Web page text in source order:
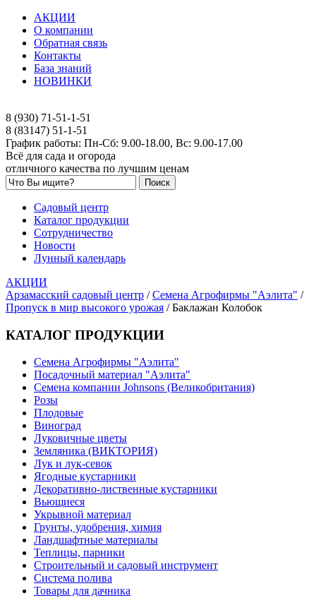
АКЦИИ
О компании
Обратная связь
Контакты
База знаний
НОВИНКИ
8 (930) 71-51-1-51
8 (83147) 51-1-51
График работы: Пн-Сб: 9.00-18.00, Вс: 9.00-17.00
Всё для сада и огорода
отличного качества по лучшим ценам
Садовый центр
Каталог продукции
Сотрудничество
Новости
Лунный календарь
АКЦИИ
Арзамасский садовый центр /Семена Агрофирмы "Аэлита" /
Пропуск в мир высокого урожая /Баклажан Колобок
КАТАЛОГ ПРОДУКЦИИ
Семена Агрофирмы "Аэлита"
Посадочный материал "Аэлита"
Семена компании Johnsons (Великобритания)
Розы
Плодовые
Виноград
Луковичные цветы
Земляника (ВИКТОРИЯ)
Лук и лук-севок
Ягодные кустарники
Декоративно-лиственные кустарники
Вьющиеся
Укрывной материал
Грунты, удобрения, химия
Ландшафтные материалы
Теплицы, парники
Строительный и садовый инструмент
Система полива
Товары для дачника